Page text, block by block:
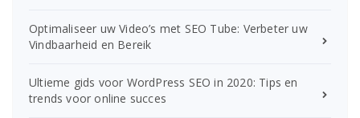
Optimaliseer uw Video’s met SEO Tube: Verbeter uw
Vindbaarheid en Bereik
Ultieme gids voor WordPress SEO in 2020: Tips en
trends voor online succes